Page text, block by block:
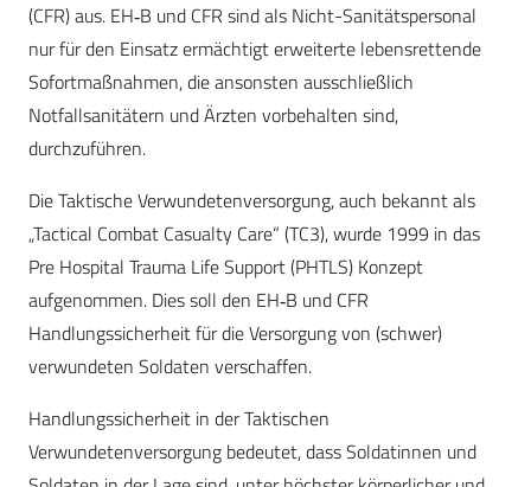
(CFR) aus. EH‑B und CFR sind als Nicht-Sanitätspersonal
nur für den Einsatz ermächtigt erweiterte lebensrettende
Sofortmaßnahmen, die ansonsten ausschließlich
Notfallsanitätern und Ärzten vorbehalten sind,
durchzuführen.
Die Taktische Verwundetenversorgung, auch bekannt als
„Tactical Combat Casualty Care“ (TC3), wurde 1999 in das
Pre Hospital Trauma Life Support (PHTLS) Konzept
aufgenommen. Dies soll den EH‑B und CFR
Handlungssicherheit für die Versorgung von (schwer)
verwundeten Soldaten verschaffen.
Handlungssicherheit in der Taktischen
Verwundetenversorgung bedeutet, dass Soldatinnen und